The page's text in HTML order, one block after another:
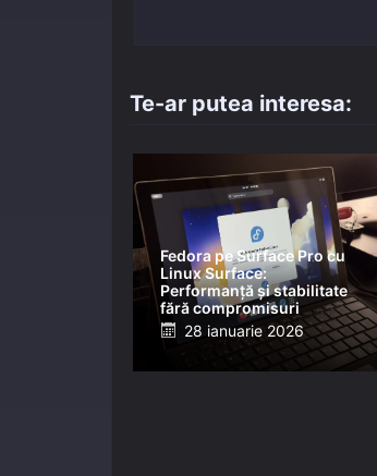
Te-ar putea interesa:
Fedora pe Surface Pro cu
Linux Surface:
Performanță și stabilitate
fără compromisuri
Posted
28 ianuarie 2026